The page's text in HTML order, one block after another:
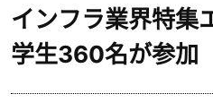
インフラ業界特集
学生360名が参加